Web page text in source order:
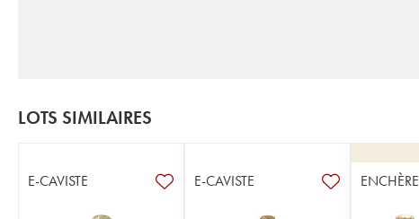
LOTS SIMILAIRES
E-CAVISTE E-CAVISTE ENCHÈRE